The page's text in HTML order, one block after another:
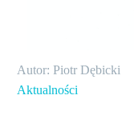
Autor: Piotr Dębicki
Aktualności